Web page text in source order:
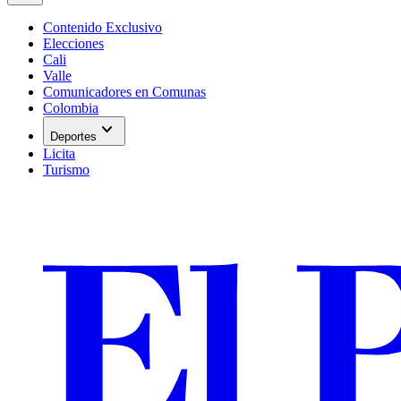
Contenido Exclusivo
Elecciones
Cali
Valle
Comunicadores en Comunas
Colombia
Deportes expand_more
Licita
Turismo